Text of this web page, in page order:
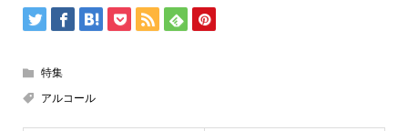
特集
アルコール